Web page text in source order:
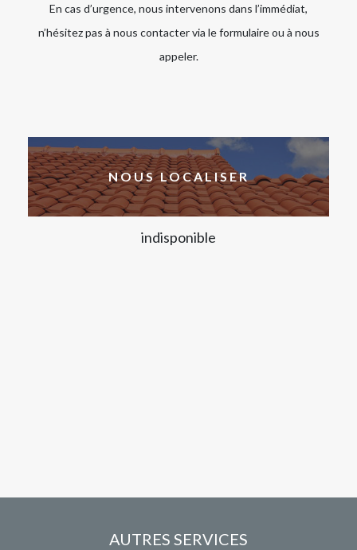
En cas d’urgence, nous intervenons dans l’immédiat,
n’hésitez pas à nous contacter via le formulaire ou à nous
appeler.
NOUS LOCALISER
indisponible
AUTRES SERVICES